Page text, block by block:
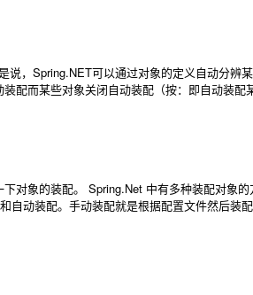
，Spring.NET可以通过对象的定义自动分辨
配而某些对象关闭自动装配（按：即自动装配
对象的装配。 Spring.Net 中有多种装配对象
自动装配。手动装配就是根据配置文件然后装